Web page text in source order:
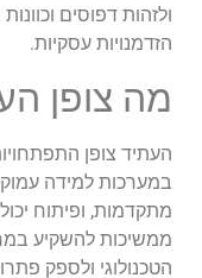
ולזהות דפוסים
הזדמנויות עסקיות.
מה צופן
העתיד צופן
במערכות למידה
מתקדמות, ופיתוח
ממשיכות להשקיע
הטכנולוגי ולספק